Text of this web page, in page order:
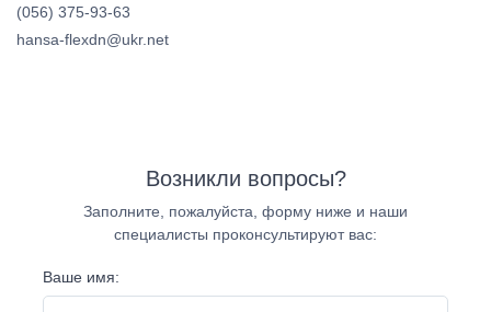
(056) 375-93-63
hansa-flexdn@ukr.net
Возникли вопросы?
Заполните, пожалуйста, форму ниже и наши
специалисты проконсультируют вас:
Ваше имя: